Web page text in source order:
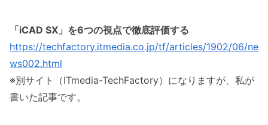
「iCAD SX」を6つの視点で徹底評価する
https://techfactory.itmedia.co.jp/tf/articles/1902/06/ne
ws002.html
※別サイト（ITmedia-TechFactory）になりますが、私が
書いた記事です。